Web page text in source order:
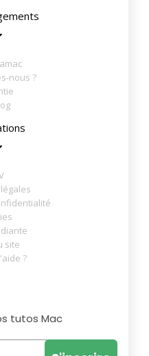
nous ?
site
?
tutos Mac